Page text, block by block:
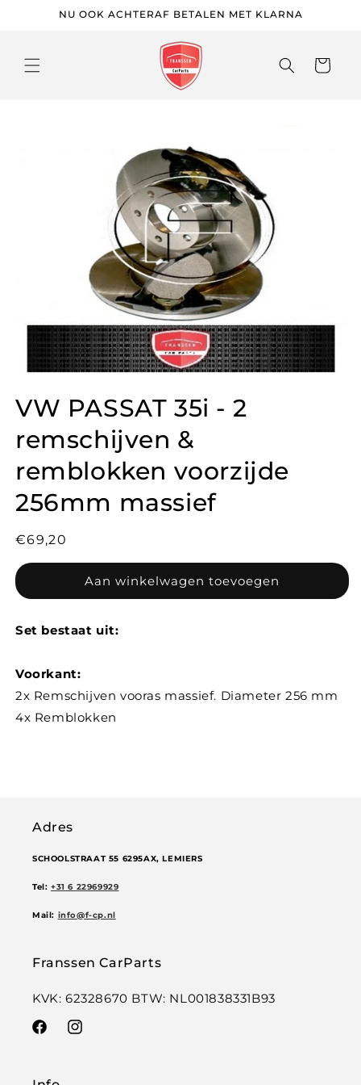
naar deNU OOK ACHTERAF BETALEN MET KLARNA
VW PASSAT 35i - 2
remschijven &
remblokken voorzijde
256mm massief
Normale
prijs
€69,20
Aan winkelwagen toevoegen
Set bestaat uit:
Voorkant:
2x Remschijven vooras massief. Diameter 256 mm
4x Remblokken
Adres
SCHOOLSTRAAT 55 6295AX, LEMIERS
Tel: +31 6 22969929
Mail: info@f-cp.nl
Franssen CarParts
KVK: 62328670 BTW: NL001838331B93
FacebookInstagram